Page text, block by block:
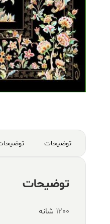
توضیحات
توضیحات
۱۲۰۰ شانه